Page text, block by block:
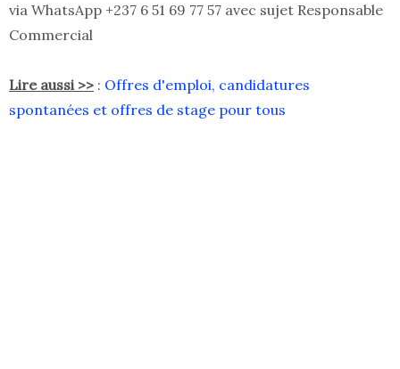
via WhatsApp +237 6 51 69 77 57 avec sujet Responsable
Commercial
Lire aussi >> : Offres d'emploi, candidatures
spontanées et offres de stage pour tous